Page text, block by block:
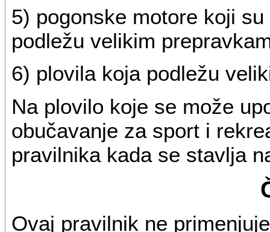
5) pogonske motore koji
podležu velikim
6) plovila koja podležu
Na plovilo koje se može
obučavanje za sport i
pravilnika kada se stavlja
Ovaj pravilnik ne